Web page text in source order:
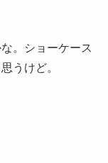
。ショーケース
うけど。